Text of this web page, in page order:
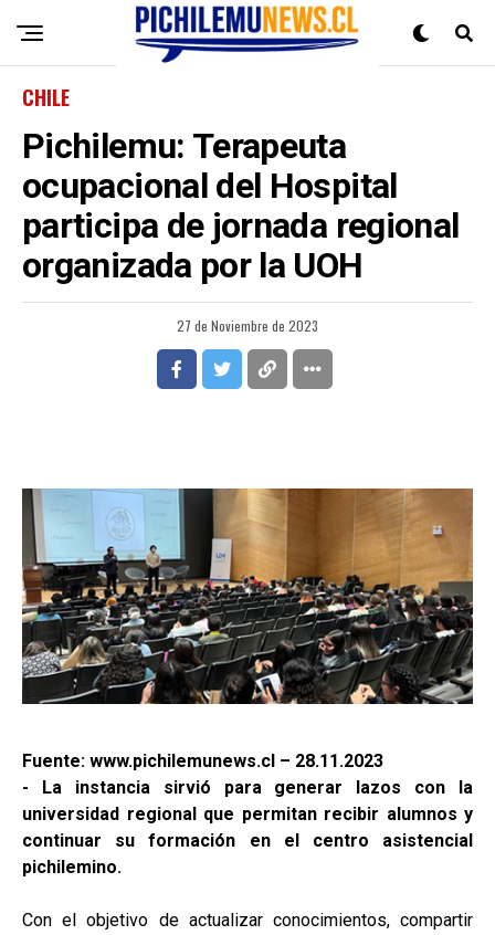
CHILE
Pichilemu: Terapeuta
ocupacional del Hospital
participa de jornada regional
organizada por la UOH
27 de Noviembre de 2023
Fuente: www.pichilemunews.cl – 28.11.2023
- La instancia sirvió para generar lazos con la
universidad regional que permitan recibir alumnos y
continuar su formación en el centro asistencial
pichilemino.
Con el objetivo de actualizar conocimientos, compartir